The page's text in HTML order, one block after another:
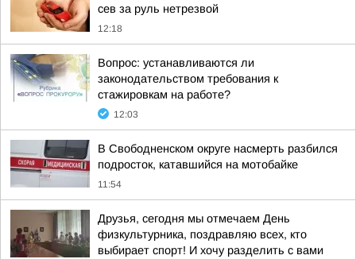
сев за руль нетрезвой
12:18
Вопрос: устанавливаются ли
законодательством требования к
стажировкам на работе?
12:03
В Свободненском округе насмерть разбился
подросток, катавшийся на мотобайке
11:54
Друзья, сегодня мы отмечаем День
физкультурника, поздравляю всех, кто
выбирает спорт! И хочу разделить с вами